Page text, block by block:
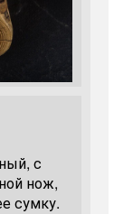
с
нож,
сумку.